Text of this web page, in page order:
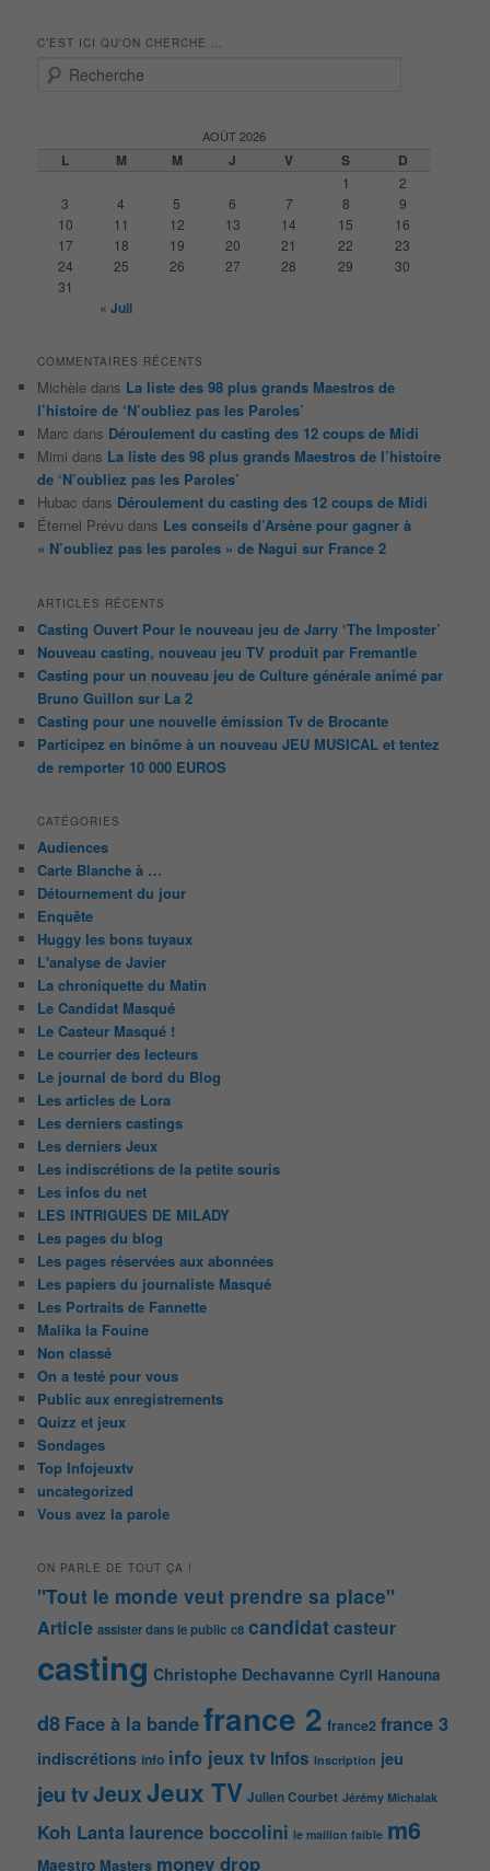
C’EST ICI QU’ON CHERCHE …
AOÛT 2026
L M M J V S D
1
2
3
4 5 6 7 8
9
10
11 12 13 14 15
16
17
18 19 20 21 22
23
24
25 26 27 28 29
30
31
« Juil
COMMENTAIRES RÉCENTS
Michèle dans La liste des 98 plus grands Maestros de
l’histoire de ‘N’oubliez pas les Paroles’
Marc dans Déroulement du casting des 12 coups de Midi
Mimi dans La liste des 98 plus grands Maestros de l’histoire
de ‘N’oubliez pas les Paroles’
Hubac dans Déroulement du casting des 12 coups de Midi
Éternel Prévu dans Les conseils d’Arsène pour gagner à
« N’oubliez pas les paroles » de Nagui sur France 2
ARTICLES RÉCENTS
Casting Ouvert Pour le nouveau jeu de Jarry ‘The Imposter’
Nouveau casting, nouveau jeu TV produit par Fremantle
Casting pour un nouveau jeu de Culture générale animé par
Bruno Guillon sur La 2
Casting pour une nouvelle émission Tv de Brocante
Participez en binôme à un nouveau JEU MUSICAL et tentez
de remporter 10 000 EUROS
CATÉGORIES
Audiences
Carte Blanche à …
Détournement du jour
Enquête
Huggy les bons tuyaux
L'analyse de Javier
La chroniquette du Matin
Le Candidat Masqué
Le Casteur Masqué !
Le courrier des lecteurs
Le journal de bord du Blog
Les articles de Lora
Les derniers castings
Les derniers Jeux
Les indiscrétions de la petite souris
Les infos du net
LES INTRIGUES DE MILADY
Les pages du blog
Les pages réservées aux abonnées
Les papiers du journaliste Masqué
Les Portraits de Fannette
Malika la Fouine
Non classé
On a testé pour vous
Public aux enregistrements
Quizz et jeux
Sondages
Top Infojeuxtv
uncategorized
Vous avez la parole
ON PARLE DE TOUT ÇA !
"Tout le monde veut prendre sa place"
Article assister dans le public c8 candidatcasteur
casting Christophe Dechavanne Cyril Hanouna
d8 Face à la bandefrance 2 france2 france 3
indiscrétions info info jeux tv Infos Inscription jeu
jeu tvJeuxJeux TV Julien Courbet Jérémy Michalak
Koh Lanta laurence boccolini le maillon faible m6
Maestro Masters money drop